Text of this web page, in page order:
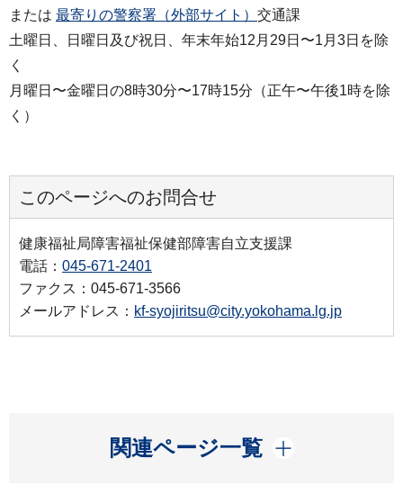
または 最寄りの警察署（外部サイト） 交通課
土曜日、日曜日及び祝日、年末年始12月29日〜1月3日を除
く
月曜日〜金曜日の8時30分〜17時15分（正午〜午後1時を除
く）
このページへのお問合せ
健康福祉局障害福祉保健部障害自立支援課
電話： 045-671-2401
ファクス：045-671-3566
メールアドレス： kf-syojiritsu@city.yokohama.lg.jp
関連ページ一覧
開く